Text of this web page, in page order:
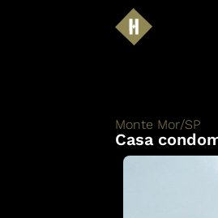
Monte Mor/SP
Casa